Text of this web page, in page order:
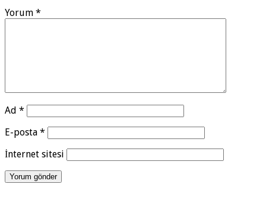
Yorum *
Ad *
E-posta *
İnternet sitesi